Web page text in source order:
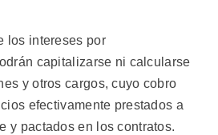
los intereses por
capitalizarse ni calcularse
y otros cargos, cuyo cobro
efectivamente prestados a
y pactados en los contratos.